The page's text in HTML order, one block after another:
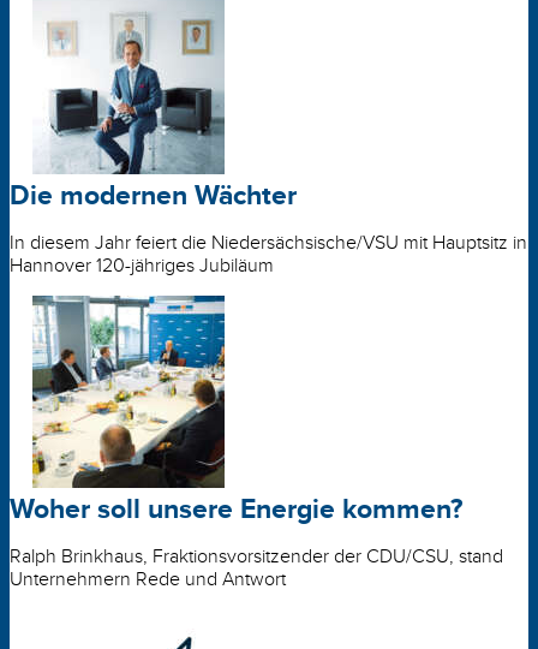
Die modernen Wächter
In diesem Jahr feiert die Niedersächsische/VSU mit Hauptsitz in
Hannover 120-jähriges Jubiläum
Woher soll unsere Energie kommen?
Ralph Brinkhaus, Fraktionsvorsitzender der CDU/CSU, stand
Unternehmern Rede und Antwort